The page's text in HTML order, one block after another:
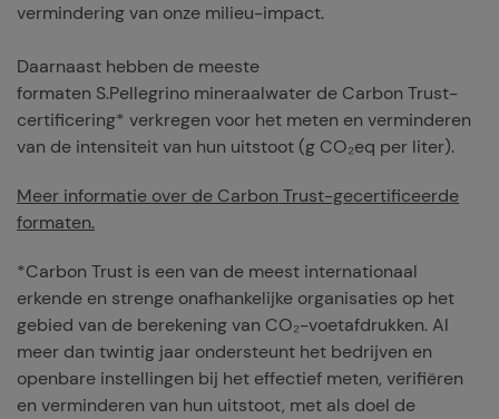
vermindering van onze milieu-impact.
Daarnaast hebben de meeste
formaten S.Pellegrino mineraalwater de Carbon Trust-
certificering* verkregen voor het meten en verminderen
van de intensiteit van hun uitstoot (g CO₂eq per liter).
Meer informatie over de Carbon Trust-gecertificeerde
formaten.
*Carbon Trust is een van de meest internationaal
erkende en strenge onafhankelijke organisaties op het
gebied van de berekening van CO₂-voetafdrukken. Al
meer dan twintig jaar ondersteunt het bedrijven en
openbare instellingen bij het effectief meten, verifiëren
en verminderen van hun uitstoot, met als doel de